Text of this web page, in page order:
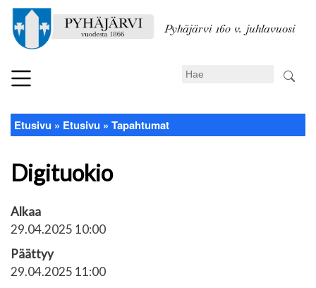
pääsisältöön
Pyhäjärvi 160 v. juhlavuosi
Search
Murupolku
Etusivu Etusivu Tapahtumat
Digituokio
Alkaa
29.04.2025 10:00
Päättyy
29.04.2025 11:00